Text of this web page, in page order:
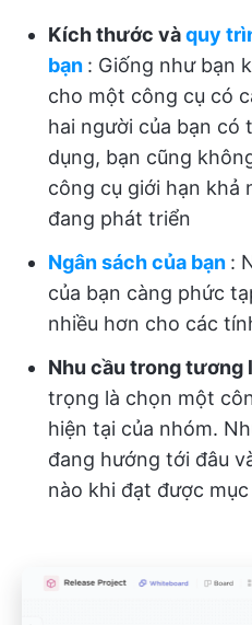
Kích thước vàquy
bạn : Giống như bạn
cho một công cụ có
hai người của bạn có
dụng, bạn cũng
công cụ giới hạn khả
đang phát triển
Ngân sách của bạn :
của bạn càng phức
nhiều hơn cho các
Nhu cầu trong tương
trọng là chọn một
hiện tại của nhóm.
đang hướng tới đâu
nào khi đạt được mục